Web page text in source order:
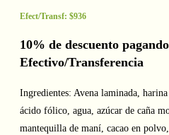
Efect/Transf: $936
10% de descuento
Efectivo/Transferencia
Ingredientes: Avena laminada,
ácido fólico, agua, azúcar de caña
mantequilla de maní, cacao en